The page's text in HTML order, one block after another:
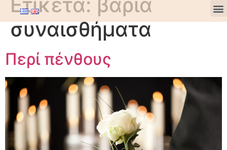
συναισθήματα
Περί πένθους